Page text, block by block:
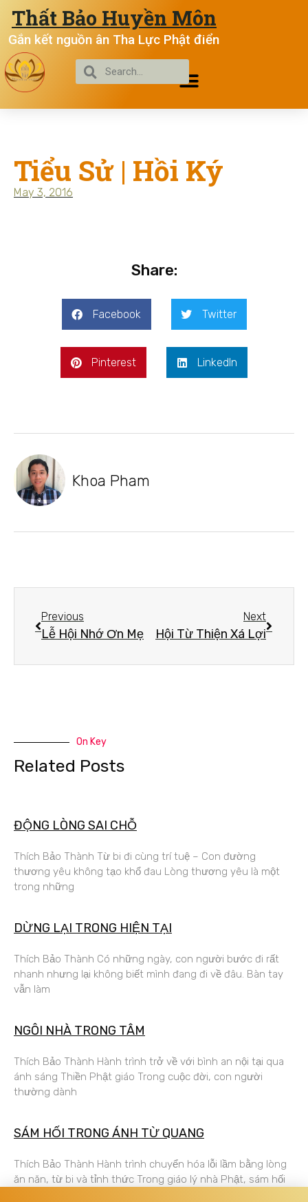
Thất Bảo Huyền Môn
Gắn kết nguồn ân Tha Lực Phật điển
Tiểu Sử | Hồi Ký
May 3, 2016
Share:
Facebook Twitter
Pinterest LinkedIn
Khoa Pham
Previous
Lễ Hội Nhớ Ơn Mẹ
Next
Hội Từ Thiện Xá Lợi
On Key
Related Posts
ĐỘNG LÒNG SAI CHỖ
Thích Bảo Thành Từ bi đi cùng trí tuệ – Con đường
thương yêu không tạo khổ đau Lòng thương yêu là một
trong những
DỪNG LẠI TRONG HIỆN TẠI
Thích Bảo Thành Có những ngày, con người bước đi rất
nhanh nhưng lại không biết mình đang đi về đâu. Bàn tay
vẫn làm
NGÔI NHÀ TRONG TÂM
Thích Bảo Thành Hành trình trở về với bình an nội tại qua
ánh sáng Thiền Phật giáo Trong cuộc đời, con người
thường dành
SÁM HỐI TRONG ÁNH TỪ QUANG
Thích Bảo Thành Hành trình chuyển hóa lỗi lầm bằng lòng
ăn năn, từ bi và tỉnh thức Trong giáo lý nhà Phật, sám hối